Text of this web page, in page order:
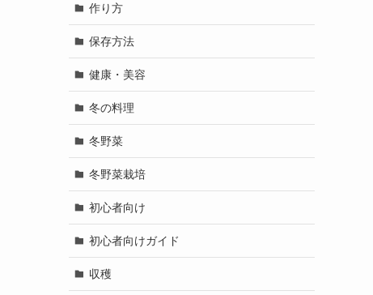
作り方
保存方法
健康・美容
冬の料理
冬野菜
冬野菜栽培
初心者向け
初心者向けガイド
収穫